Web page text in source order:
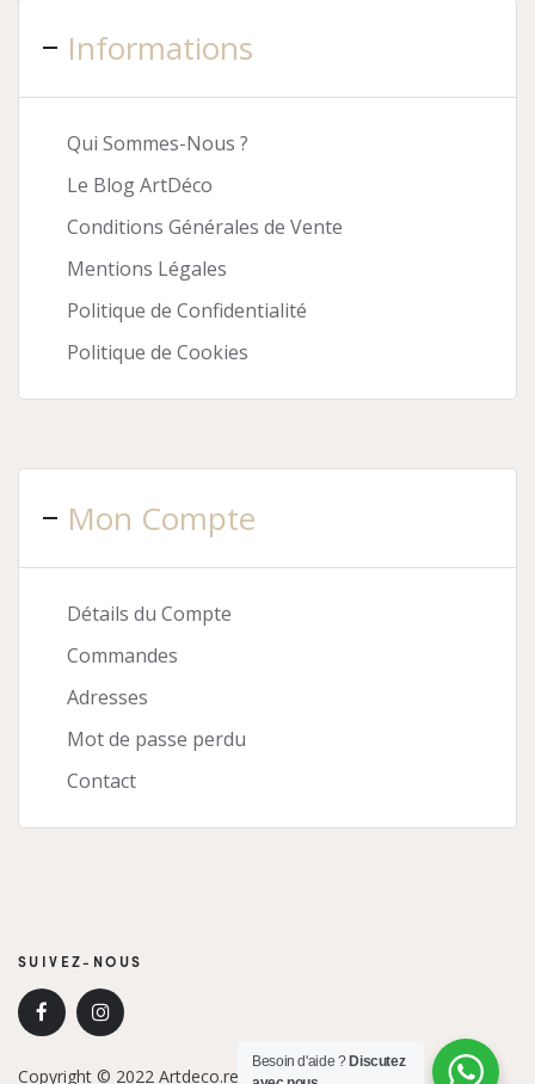
Informations
Qui Sommes-Nous ?
Le Blog ArtDéco
Conditions Générales de Vente
Mentions Légales
Politique de Confidentialité
Politique de Cookies
Mon Compte
Détails du Compte
Commandes
Adresses
Mot de passe perdu
Contact
SUIVEZ-NOUS
Copyright © 2022 Artdeco.re. Tous droits réservés.
Besoin d'aide ? Discutez